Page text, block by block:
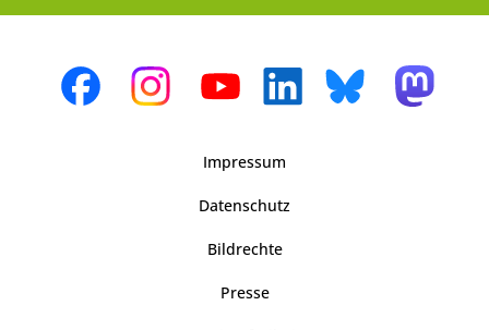
Impressum
Datenschutz
Bildrechte
Presse